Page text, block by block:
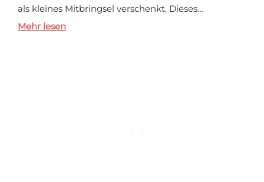
als kleines Mitbringsel verschenkt. Dieses…
Mehr lesen